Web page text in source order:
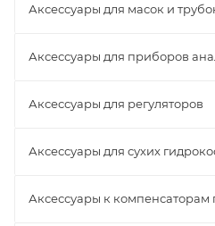
Аксессуары для масок и
Аксессуары для приборов
Аксессуары для регуляторов
Аксессуары для сухих
Аксессуары к компенсаторам